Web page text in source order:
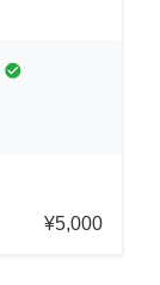
check_circle
¥5,000